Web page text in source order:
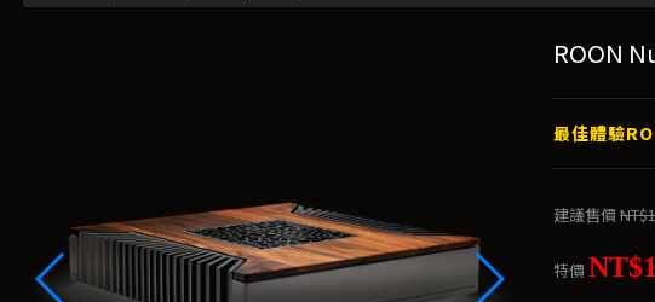
ROON
最佳體驗
建議售價
特價